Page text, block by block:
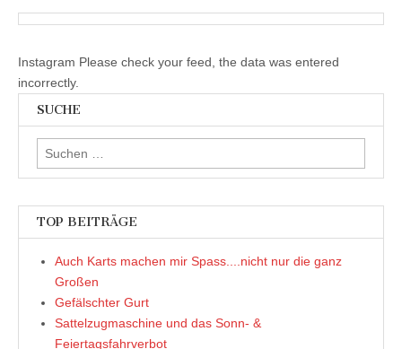
Instagram Please check your feed, the data was entered
incorrectly.
SUCHE
Suchen
nach:
TOP BEITRÄGE
Auch Karts machen mir Spass....nicht nur die ganz
Großen
Gefälschter Gurt
Sattelzugmaschine und das Sonn- &
Feiertagsfahrverbot